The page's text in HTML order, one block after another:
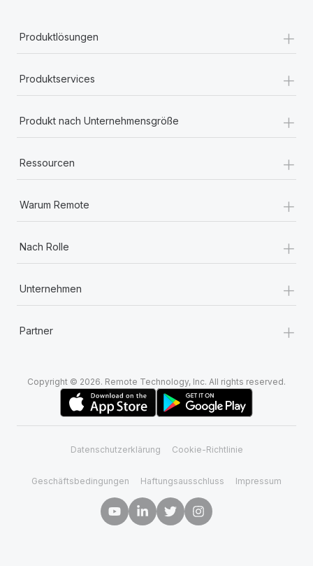
Produktlösungen +
Produktservices +
Produkt nach Unternehmensgröße +
Ressourcen +
Warum Remote +
Nach Rolle +
Unternehmen +
Partner +
Copyright © 2026. Remote Technology, Inc. All rights reserved.
Datenschutzerklärung Cookie-Richtlinie
Geschäftsbedingungen Haftungsausschluss Impressum